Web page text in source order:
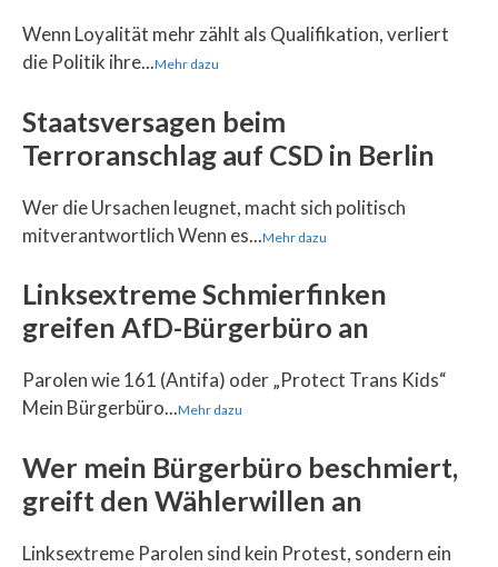
Wenn Loyalität mehr zählt als Qualifikation, verliert
die Politik ihre...Mehr dazu
Staatsversagen beim
Terroranschlag auf CSD in Berlin
Wer die Ursachen leugnet, macht sich politisch
mitverantwortlich Wenn es...Mehr dazu
Linksextreme Schmierfinken
greifen AfD-Bürgerbüro an
Parolen wie 161 (Antifa) oder „Protect Trans Kids“
Mein Bürgerbüro...Mehr dazu
Wer mein Bürgerbüro beschmiert,
greift den Wählerwillen an
Linksextreme Parolen sind kein Protest, sondern ein